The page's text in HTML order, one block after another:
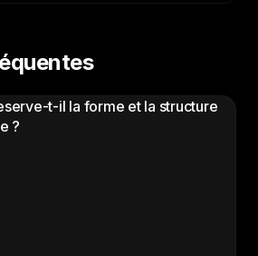
t-il la forme et la structure
?